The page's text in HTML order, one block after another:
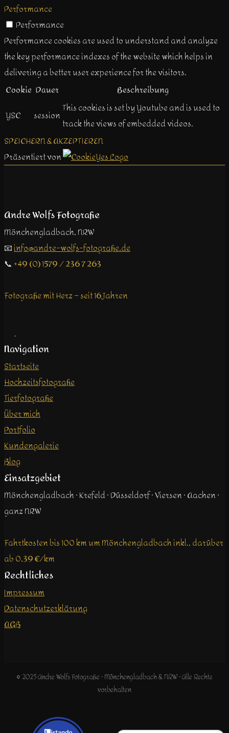
Performance
Performance
Performance cookies are used to understand and analyze
the key performance indexes of the website which helps in
delivering a better user experience for the visitors.
Cookie Dauer
Beschreibung
YSC
sessionThis cookies is set by Youtube and is used to
track the views of embedded videos.
SPEICHERN & AKZEPTIEREN
Präsentiert von
Andre Wolfs Fotografie
Mönchengladbach, NRW
📧info@andre-wolfs-fotografie.de
📞+49 (0) 1579 / 236 7 263
Fotografie mit Herz – seit 16 Jahren
Navigation
Startseite
Hochzeitsfotografie
Tierfotografie
Über mich
Portfolio
Kundengalerie
Blog
Einsatzgebiet
Mönchengladbach · Krefeld · Düsseldorf · Viersen · Aachen ·
ganz NRW
Fahrtkosten bis 100 km um Mönchengladbach inkl., darüber
ab 0,39 €/km
Rechtliches
Impressum
Datenschutzerklärung
AGB
© 2025 Andre Wolfs Fotografie · Mönchengladbach & NRW · Alle Rechte
vorbehalten